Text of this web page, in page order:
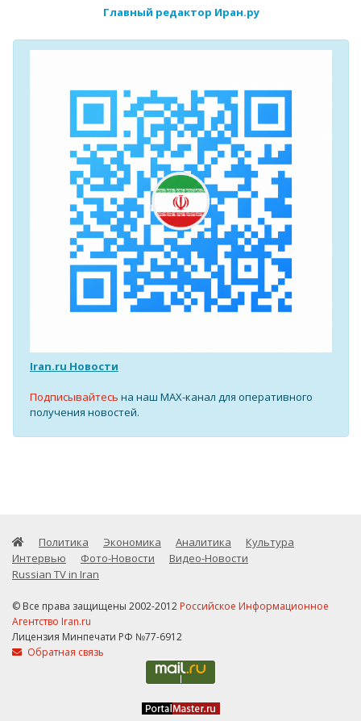
Главный редактор Иран.ру
Iran.ru Новости
Подписывайтесь на наш MAX-канал для оперативного
получения новостей.
Политика Экономика Аналитика
Культура
Интервью
Фото-Новости
Видео-Новости
Russian TV in Iran
© Все права защищены 2002-2012 Российское Информационное
Агентство Iran.ru
Лицензия Минпечати РФ №77-6912
Обратная связь